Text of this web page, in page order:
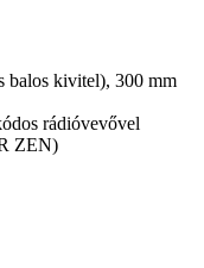
balos kivitel), 300 mm
rádióvevővel
ZEN)